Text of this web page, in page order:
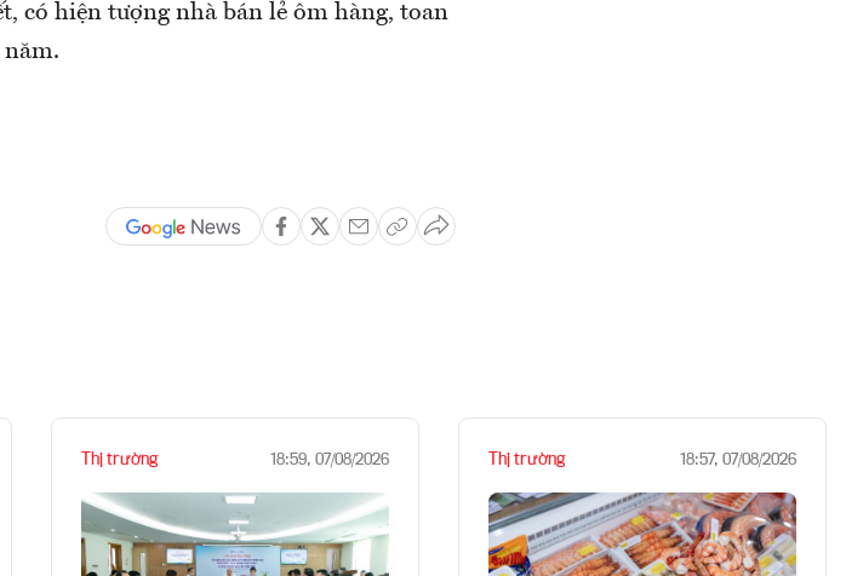
có hiện tượng nhà bán lẻ ôm hàng, toan
Thị trường 18:59, 07/08/2026 Thị trường 18:57, 07/08/2026